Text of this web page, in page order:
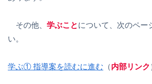
その他、 学ぶことについて、次のペー
い。
学ぶ① 指導案を読むに進む （内部リンク